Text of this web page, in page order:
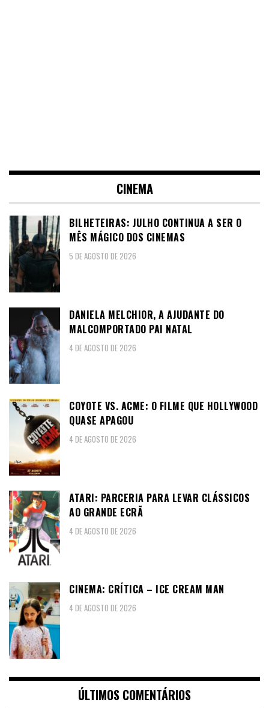
CINEMA
BILHETEIRAS: JULHO CONTINUA A SER O
MÊS MÁGICO DOS CINEMAS
5 DE AGOSTO DE 2026
DANIELA MELCHIOR, A AJUDANTE DO
MALCOMPORTADO PAI NATAL
4 DE AGOSTO DE 2026
COYOTE VS. ACME: O FILME QUE HOLLYWOOD
QUASE APAGOU
4 DE AGOSTO DE 2026
ATARI: PARCERIA PARA LEVAR CLÁSSICOS
AO GRANDE ECRÃ
4 DE AGOSTO DE 2026
CINEMA: CRÍTICA – ICE CREAM MAN
4 DE AGOSTO DE 2026
ÚLTIMOS COMENTÁRIOS